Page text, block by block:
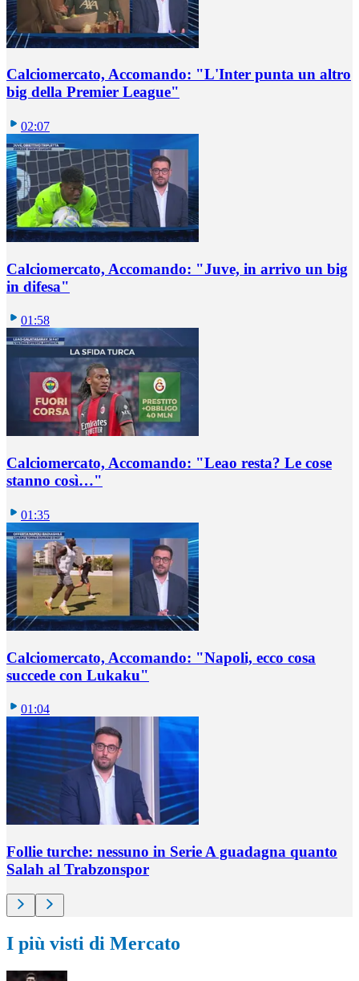
Calciomercato, Accomando: "L'Inter punta un altro
big della Premier League"
02:07
Calciomercato, Accomando: "Juve, in arrivo un big
in difesa"
01:58
Calciomercato, Accomando: "Leao resta? Le cose
stanno così…"
01:35
Calciomercato, Accomando: "Napoli, ecco cosa
succede con Lukaku"
01:04
Follie turche: nessuno in Serie A guadagna quanto
Salah al Trabzonspor
I più visti di Mercato